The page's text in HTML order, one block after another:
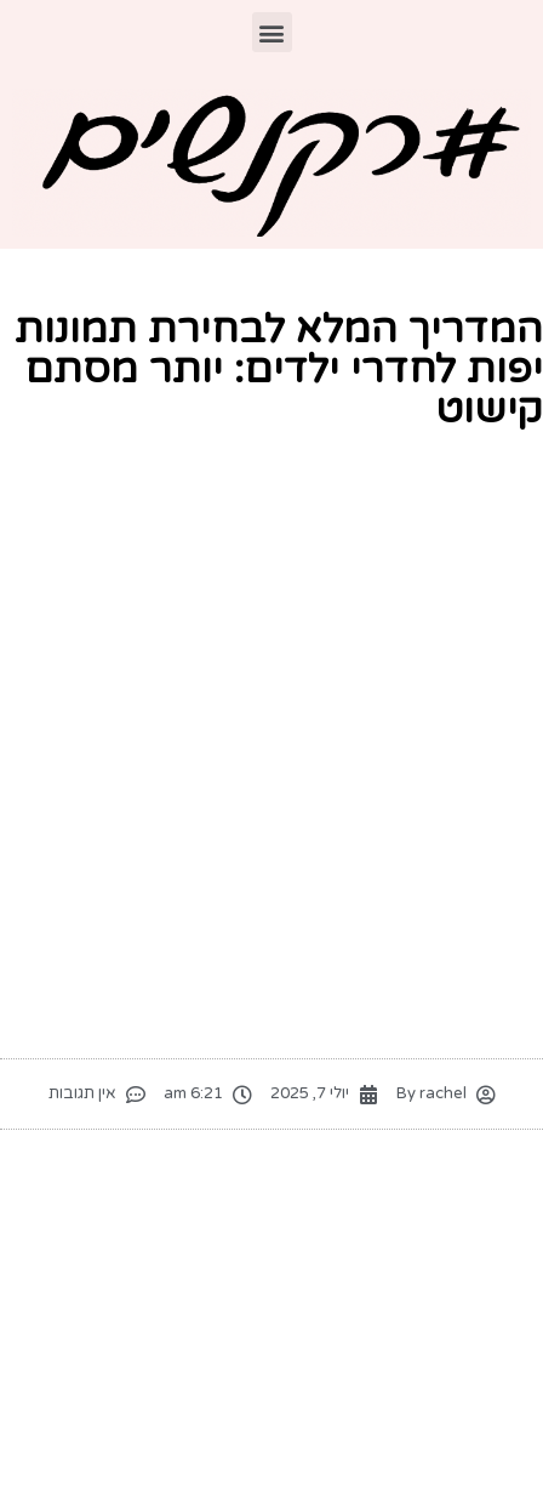
המלא לבחירת תמונות
לחדרי ילדים: יותר מסתם
Byrachel יולי 7, 2025 6:21 am אין תגובות